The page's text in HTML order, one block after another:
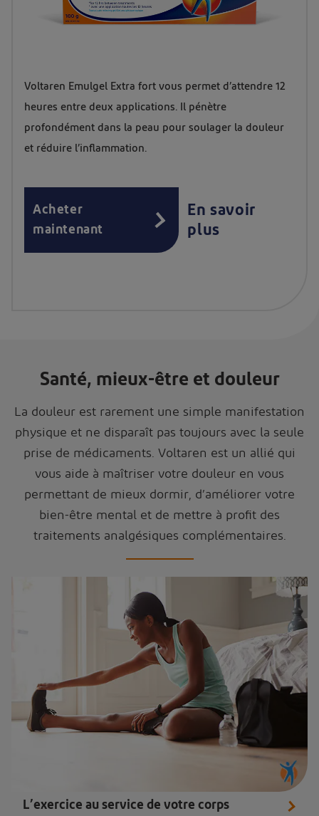
Voltaren Emulgel Extra fort vous permet d’attendre 12
heures entre deux applications. Il pénètre
profondément dans la peau pour soulager la douleur
et réduire l’inflammation.
Acheter
maintenant
En savoir
plus
Santé, mieux-être et douleur
La douleur est rarement une simple manifestation
physique et ne disparaît pas toujours avec la seule
prise de médicaments. Voltaren est un allié qui
vous aide à maîtriser votre douleur en vous
permettant de mieux dormir, d’améliorer votre
bien-être mental et de mettre à profit des
traitements analgésiques complémentaires.
L’exercice au service de votre corps